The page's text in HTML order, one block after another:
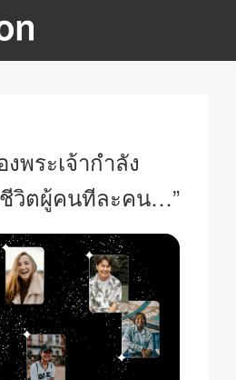
พระเจ้ากำลัง
วิตผู้คนทีละคน…”